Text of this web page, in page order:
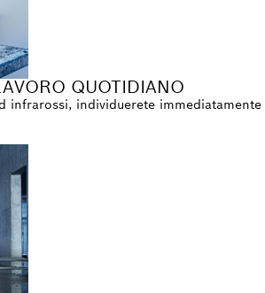
QUOTIDIANO
infrarossi, individuerete